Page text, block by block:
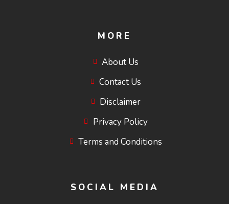
MORE
About Us
Contact Us
Disclaimer
Privacy Policy
Terms and Conditions
SOCIAL MEDIA